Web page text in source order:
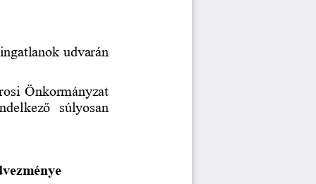
ingatlanok udvarán
Önkormányzat
súlyosan